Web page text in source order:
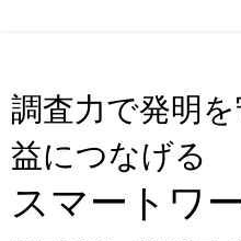
調査力で発明
益につなげる
スマートワ